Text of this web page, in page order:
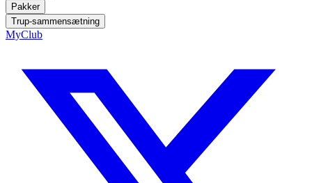
Pakker
Trup-sammensætning
MyClub